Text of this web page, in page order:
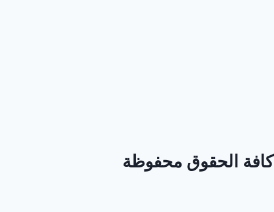
كافة الحقوق محفوظة